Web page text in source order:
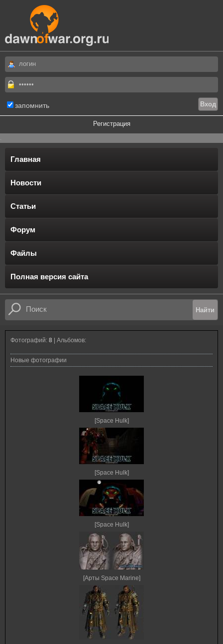
запомнить
Регистрация
.
Главная
Новости
Статьи
Форум
Файлы
Полная версия сайта
Фотографий: 8 | Альбомов:
Новые фотографии
[Space Hulk]
[Space Hulk]
[Space Hulk]
[Арты Space Marine]